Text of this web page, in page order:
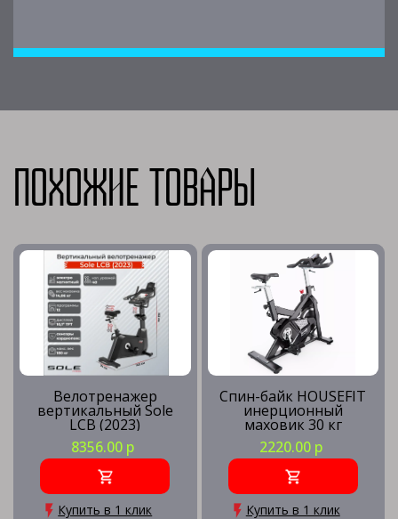
Похожие товары
Велотренажер
вертикальный Sole
LCB (2023)
8356.00 р
Купить в 1 клик
Спин-байк HOUSEFIT
инерционный
маховик 30 кг
2220.00 р
Купить в 1 клик